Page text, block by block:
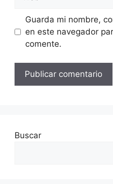
Guarda mi nombre,
en este navegador
comente.
Buscar